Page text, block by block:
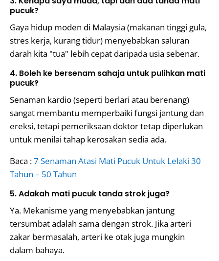
pucuk?
Gaya hidup moden di Malaysia (makanan tinggi gula,
stres kerja, kurang tidur) menyebabkan saluran
darah kita "tua" lebih cepat daripada usia sebenar.
4. Boleh ke bersenam sahaja untuk pulihkan mati
pucuk?
Senaman kardio (seperti berlari atau berenang)
sangat membantu memperbaiki fungsi jantung dan
ereksi, tetapi pemeriksaan doktor tetap diperlukan
untuk menilai tahap kerosakan sedia ada.
Baca :7 Senaman Atasi Mati Pucuk Untuk Lelaki 30
Tahun – 50 Tahun
5. Adakah mati pucuk tanda strok juga?
Ya. Mekanisme yang menyebabkan jantung
tersumbat adalah sama dengan strok. Jika arteri
zakar bermasalah, arteri ke otak juga mungkin
dalam bahaya.